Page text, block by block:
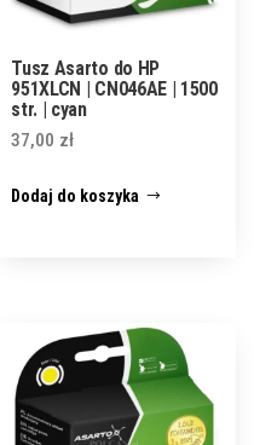
Tusz Asarto do HP
951XLCN | CN046AE | 1500
str. | cyan
37,00 zł
Dodaj do koszyka